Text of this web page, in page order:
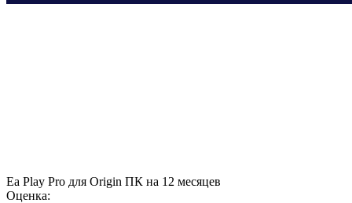
Ea Play Pro для Origin ПК на 12 месяцев
Оценка: